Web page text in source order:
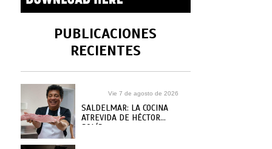
PUBLICACIONES
RECIENTES
Vie 7 de agosto de 2026
SALDELMAR: LA COCINA
ATREVIDA DE HÉCTOR
SOLÍS